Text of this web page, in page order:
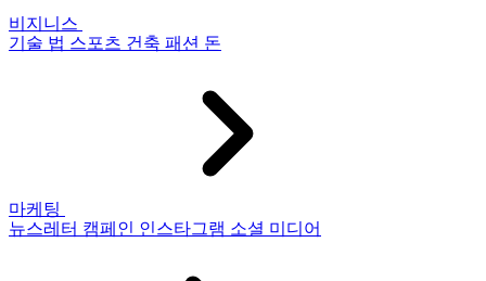
비지니스
기술 법 스포츠 건축 패션 돈
마케팅
뉴스레터 캠페인 인스타그램 소셜 미디어